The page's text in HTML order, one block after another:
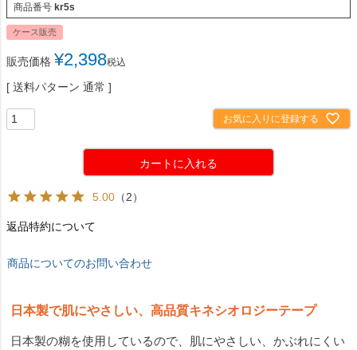
商品番号 kr5s
ケース販売
販売価格 ¥2,398税込
送料パターン 通常
お気に入りに登録する
カートに入れる
5.00 （2）
返品特約について
商品についてのお問い合わせ
日本製で肌にやさしい、高品質キネシオロジーテープ
日本製の糊を使用しているので、肌にやさしい、かぶれにくい